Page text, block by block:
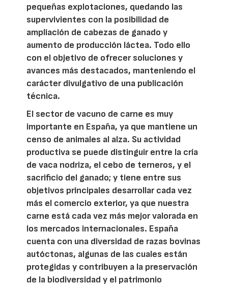
pequeñas explotaciones, quedando las
supervivientes con la posibilidad de
ampliación de cabezas de ganado y
aumento de producción láctea. Todo ello
con el objetivo de ofrecer soluciones y
avances más destacados, manteniendo el
carácter divulgativo de una publicación
técnica.
El sector de vacuno de carne es muy
importante en España, ya que mantiene un
censo de animales al alza. Su actividad
productiva se puede distinguir entre la cría
de vaca nodriza, el cebo de terneros, y el
sacrificio del ganado; y tiene entre sus
objetivos principales desarrollar cada vez
más el comercio exterior, ya que nuestra
carne está cada vez más mejor valorada en
los mercados internacionales. España
cuenta con una diversidad de razas bovinas
autóctonas, algunas de las cuales están
protegidas y contribuyen a la preservación
de la biodiversidad y el patrimonio